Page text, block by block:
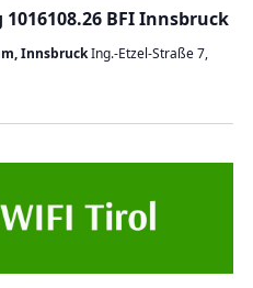
BFI Innsbruck
InnsbruckIng.-Etzel-Straße 7,